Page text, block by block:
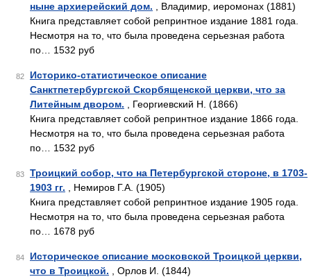
ныне архиерейский дом. , Владимир, иеромонах (1881)
Книга представляет собой репринтное издание 1881 года.
Несмотря на то, что была проведена серьезная работа
по… 1532 руб
82
Историко-статистическое описание
Санктпетербургской Скорбященской церкви, что за
Литейным двором. , Георгиевский Н. (1866)
Книга представляет собой репринтное издание 1866 года.
Несмотря на то, что была проведена серьезная работа
по… 1532 руб
83
Троицкий собор, что на Петербургской стороне, в 1703-
1903 гг. , Немиров Г.А. (1905)
Книга представляет собой репринтное издание 1905 года.
Несмотря на то, что была проведена серьезная работа
по… 1678 руб
84
Историческое описание московской Троицкой церкви,
что в Троицкой. , Орлов И. (1844)